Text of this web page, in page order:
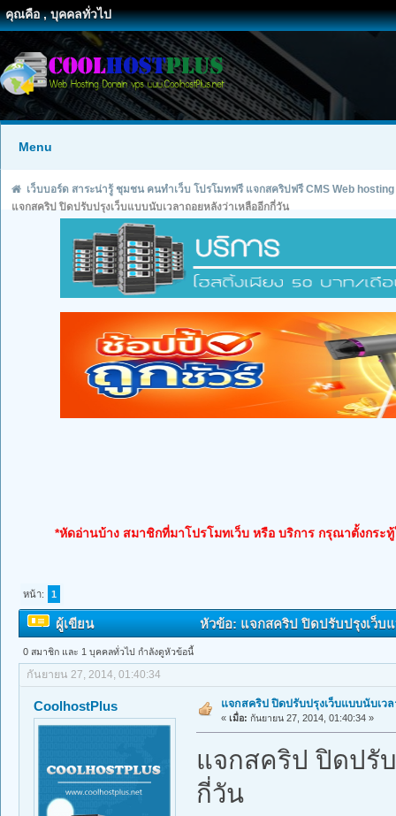
คุณคือ , บุคคลทั่วไป
Menu
เว็บบอร์ด สาระน่ารู้ ชุมชน คนทำเว็บ โปรโมทฟรี แจกสคริปฟรี CMS Web hosting
แจกสคริป ปิดปรับปรุงเว็บแบบนับเวลาถอยหลังว่าเหลืออีกกี่วัน
*หัดอ่านบ้าง สมาชิกที่มาโปรโมทเว็บ หรือ บริการ กรุณาตั้งกระ
หน้า: 1
ผู้เขียน หัวข้อ: แจกสคริป ปิดปรับปรุงเว็บแ
0 สมาชิก และ 1 บุคคลทั่วไป กำลังดูหัวข้อนี้
กันยายน 27, 2014, 01:40:34
CoolhostPlus แจกสคริป ปิดปรับปรุงเว็บแบบนับเว
« เมื่อ: กันยายน 27, 2014, 01:40:34 »
แจกสคริป ปิดปรั
กี่วัน